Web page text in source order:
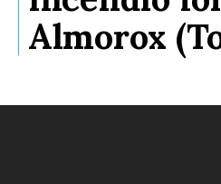
Almorox